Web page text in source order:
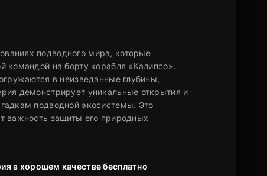
подводного мира, которые
командой на борту корабля «Калипсо».
в неизведанные глубины,
демонстрирует уникальные открытия и
подводной экосистемы. Это
важность защиты его природных
в хорошем качестве бесплатно